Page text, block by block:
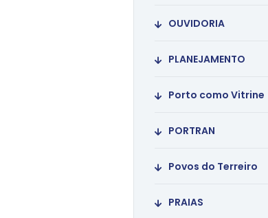
OUVIDORIA
PLANEJAMENTO
Porto como Vitrine
PORTRAN
Povos do Terreiro
PRAIAS